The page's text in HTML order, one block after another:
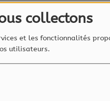
collectons
et les fonctionnalités
utilisateurs.